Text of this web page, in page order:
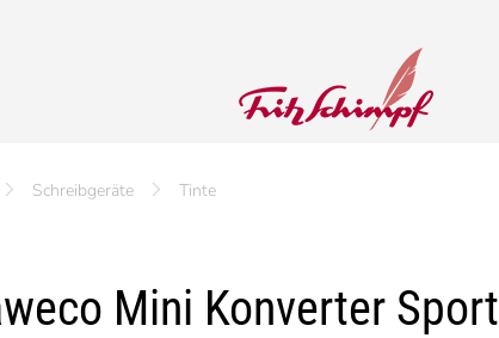
Schreibgeräte Tinte
Mini Konverter Sport